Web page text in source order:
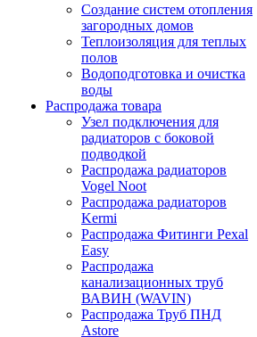
Создание систем отопления
загородных домов
Теплоизоляция для теплых
полов
Водоподготовка и очистка
воды
Распродажа товара
Узел подключения для
радиаторов с боковой
подводкой
Распродажа радиаторов
Vogel Noot
Распродажа радиаторов
Kermi
Распродажа Фитинги Pexal
Easy
Распродажа
канализационных труб
ВАВИН (WAVIN)
Распродажа Труб ПНД
Astore